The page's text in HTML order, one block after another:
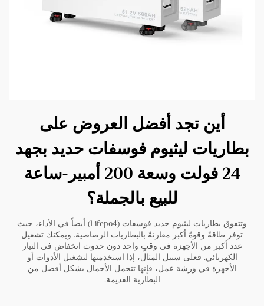
أين تجد أفضل العروض على
بطاريات ليثيوم فوسفات حديد بجهد
24 فولت وسعة 200 أمبير-ساعة
للبيع بالجملة؟
وتتفوق بطاريات ليثيوم حديد فوسفات (Lifepo4) أيضاً في الأداء، حيث
توفر طاقةً وقوةً أكبر مقارنةً بالبطاريات الرصاصية. ويمكنك تشغيل
عدد أكبر من الأجهزة في وقتٍ واحد دون حدوث انخفاض في التيار
الكهربائي. فعلى سبيل المثال، إذا استخدمتها لتشغيل الأدوات أو
الأجهزة في ورشة عمل، فإنها تتحمل الأحمال بشكل أفضل من
البطارية القديمة.